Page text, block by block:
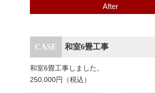
After
和室6畳工事
和室6畳工事しました。
250,000円（税込）